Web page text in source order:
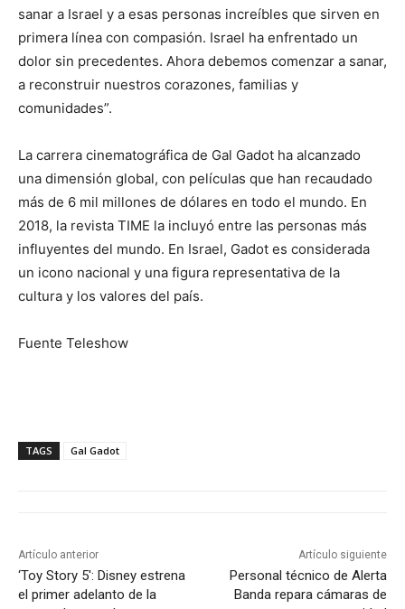
sanar a Israel y a esas personas increíbles que sirven en
primera línea con compasión. Israel ha enfrentado un
dolor sin precedentes. Ahora debemos comenzar a sanar,
a reconstruir nuestros corazones, familias y
comunidades”.
La carrera cinematográfica de Gal Gadot ha alcanzado
una dimensión global, con películas que han recaudado
más de 6 mil millones de dólares en todo el mundo. En
2018, la revista TIME la incluyó entre las personas más
influyentes del mundo. En Israel, Gadot es considerada
un icono nacional y una figura representativa de la
cultura y los valores del país.
Fuente Teleshow
TAGS Gal Gadot
Artículo anterior
‘Toy Story 5′: Disney estrena
el primer adelanto de la
Artículo siguiente
Personal técnico de Alerta
Banda repara cámaras de